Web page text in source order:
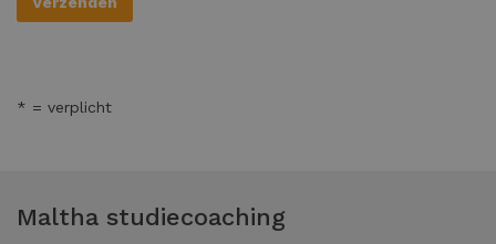
* = verplicht
Maltha studiecoaching